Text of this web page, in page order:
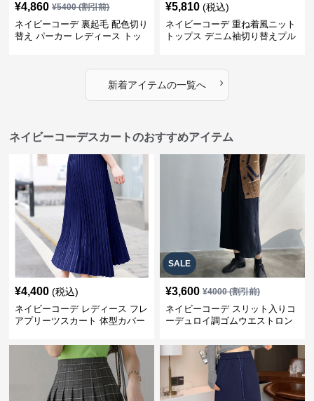
¥4,860 ¥5400(割引前)
ネイビーコーデ 裏起毛 配色切り
替え パーカー レディース トッ
¥5,810 (税込)
ネイビーコーデ 重ね着風ニット
トップス デニム袖切り替えプル
新着アイテムの一覧へ ›
ネイビーコーデスカートのおすすめアイテム
¥4,400 (税込)
ネイビーコーデ レディース フレ
アプリーツスカート 体型カバー
ト
SALE
¥3,600 ¥4000(割引前)
ネイビーコーデ スリット入りコ
ーデュロイ調ゴムウエストロン